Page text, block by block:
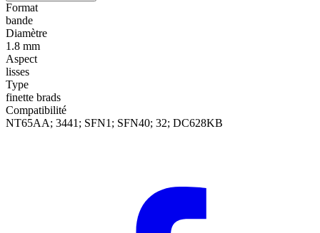
Format
bande
Diamètre
1.8 mm
Aspect
lisses
Type
finette brads
Compatibilité
NT65AA; 3441; SFN1; SFN40; 32; DC628KB